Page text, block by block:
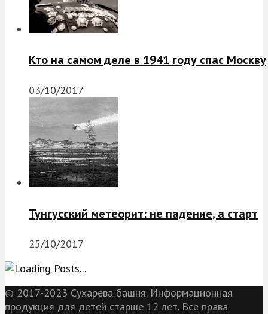
Кто на самом деле в 1941 году спас Москву
03/10/2017
Тунгусский метеорит: не падение, а старт
25/10/2017
© 2017-2023 Сухарева башня. Информационная
продукция для детей старше 12 лет. Все права